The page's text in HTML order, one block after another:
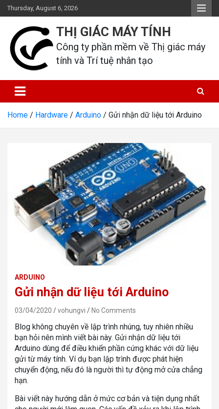
Skip
to
content
Thursday, August 6, 2026
THỊ GIÁC MÁY TÍNH
Công ty phần mềm về Thị giác máy
tính và Trí tuệ nhân tạo
Home Hardware Arduino Gửi nhận dữ liệu tới Arduino
ARDUINO
Gửi nhận dữ liệu tới Arduino
03/04/2020 vohungvi No Comments
Blog không chuyên về lập trình nhúng, tuy nhiên nhiều
bạn hỏi nên mình viết bài này. Gửi nhận dữ liệu tới
Arduino dùng để điều khiển phần cứng khác với dữ liệu
gửi từ máy tính. Ví dụ bạn lập trình được phát hiện
chuyển động, nếu đó là người thì tự động mở cửa chẳng
hạn.
Bài viết này hướng dẫn ở mức cơ bản và tiện dụng nhất